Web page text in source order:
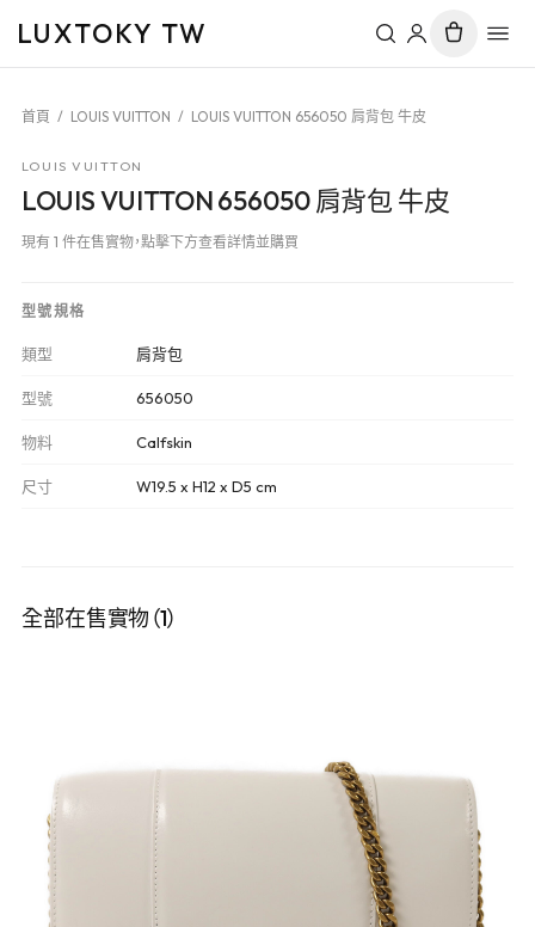
LUXTOKY TW
首頁 / LOUIS VUITTON / LOUIS VUITTON 656050 肩背包 牛皮
LOUIS VUITTON
LOUIS VUITTON 656050 肩背包 牛皮
現有 1 件在售實物，點擊下方查看詳情並購買
型號規格
類型 肩背包
型號 656050
物料 Calfskin
尺寸 W19.5 x H12 x D5 cm
全部在售實物（1）